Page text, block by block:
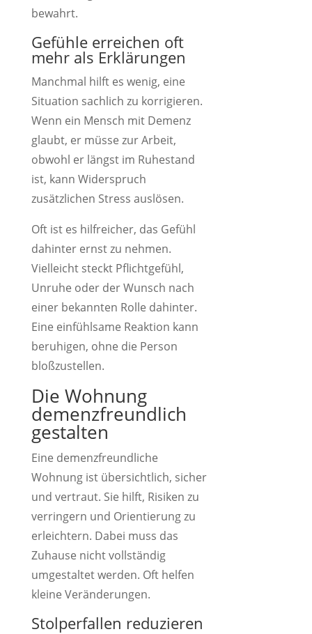
bewahrt.
Gefühle erreichen oft
mehr als Erklärungen
Manchmal hilft es wenig, eine
Situation sachlich zu korrigieren.
Wenn ein Mensch mit Demenz
glaubt, er müsse zur Arbeit,
obwohl er längst im Ruhestand
ist, kann Widerspruch
zusätzlichen Stress auslösen.
Oft ist es hilfreicher, das Gefühl
dahinter ernst zu nehmen.
Vielleicht steckt Pflichtgefühl,
Unruhe oder der Wunsch nach
einer bekannten Rolle dahinter.
Eine einfühlsame Reaktion kann
beruhigen, ohne die Person
bloßzustellen.
Die Wohnung
demenzfreundlich
gestalten
Eine demenzfreundliche
Wohnung ist übersichtlich, sicher
und vertraut. Sie hilft, Risiken zu
verringern und Orientierung zu
erleichtern. Dabei muss das
Zuhause nicht vollständig
umgestaltet werden. Oft helfen
kleine Veränderungen.
Stolperfallen reduzieren